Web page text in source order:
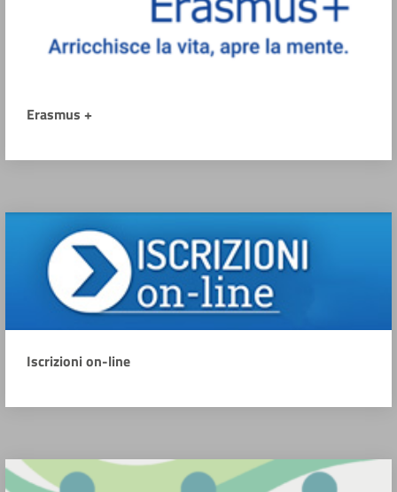
Erasmus +
Iscrizioni on-line